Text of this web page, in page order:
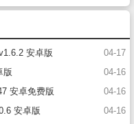
04-17
安卓版
04-16
版
04-16
安卓免费版
04-16
安卓版